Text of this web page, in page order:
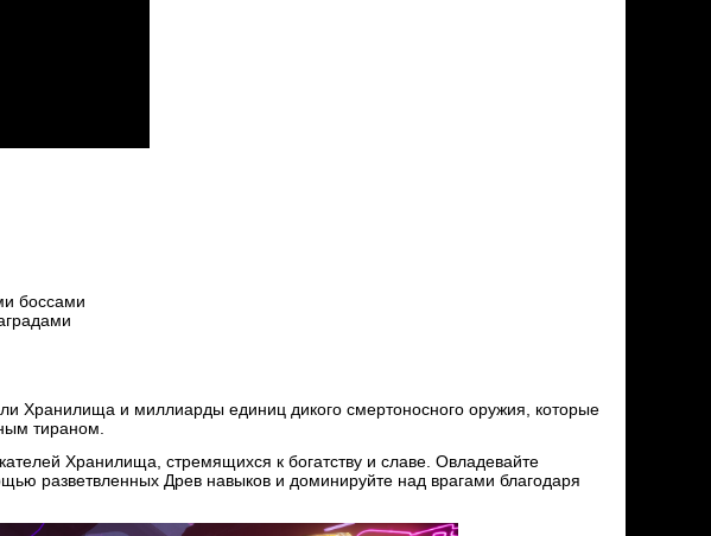
боссами
Хранилища и миллиарды единиц дикого смертоносного оружия, которые
тираном.
Хранилища, стремящихся к богатству и славе. Овладевайте
разветвленных Древ навыков и доминируйте над врагами благодаря